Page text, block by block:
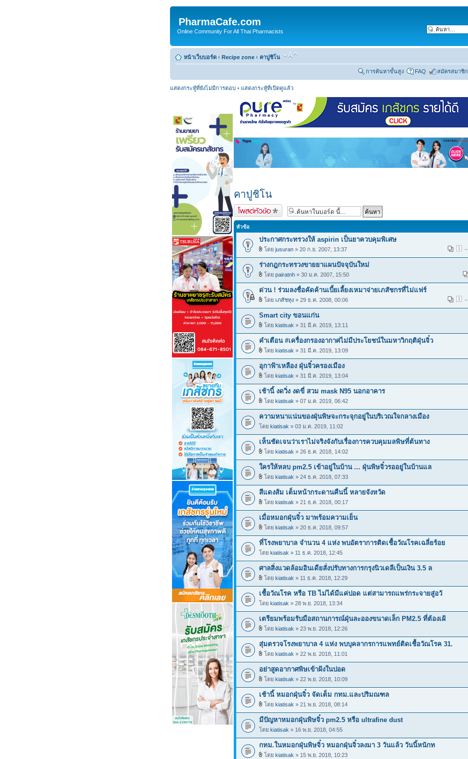
PharmaCafe.com
Online Community For All Thai Pharmacists
หน้าเว็บบอร์ด ‹ Recipe zone ‹ คาปูชิโน
การค้นหาขั้นสูง FAQ สมัครสมาชิก
แสดงกระทู้ที่ยังไม่มีการตอบ • แสดงกระทู้ที่เปิดดูแล้ว
คาปูชิโน
ตั้งกระทู้ใหม่
หัวข้อ
ประกาศกระทรวงให้ aspirin เป็นยาควบคุมพิเศษ
1
โดย jusuran » 20 ก.ย. 2007, 13:37
ร่างกฎกระทรวงขายยาแผนปัจจุบันใหม่
โดย pairatnh » 30 ม.ค. 2007, 15:50
ด่วน ! ร่วมลงชื่อคัดค้านเบี้ยเลี้ยงเหมาจ่ายเภสัชกรที่ไม่แฟร์
1
โดย เภสัชทุง » 29 ธ.ค. 2008, 00:06
Smart city ขอนแก่น
โดย kiatisak » 31 มี.ค. 2019, 13:11
คำเตือน #เครื่องกรองอากาศไม่มีประโยชน์ในมหาวิกฤติฝุ่นจิ๋ว
โดย kiatisak » 31 มี.ค. 2019, 13:09
อุกาฟ้าเหลือง ฝุ่นจิ๋วครองเมือง
โดย kiatisak » 31 มี.ค. 2019, 13:04
เช้านี้ งดวิ่ง งดขี่ สวม mask N95 นอกอาคาร
โดย kiatisak » 07 ม.ค. 2019, 06:42
ความหนาแน่นของฝุ่นพิษจะกระจุกอยู่ในบริเวณใจกลางเมือง
โดย kiatisak » 03 ม.ค. 2019, 11:02
เห็นชัดเจนว่าเราไม่จริงจังกับเรื่องการควบคุมมลพิษที่ต้นทาง
โดย kiatisak » 26 ธ.ค. 2018, 14:02
ใครให้หลบ pm2.5 เข้าอยู่ในบ้าน ... ฝุ่นพิษจิ๋วรออยู่ในบ้านแล
โดย kiatisak » 24 ธ.ค. 2018, 07:33
สีแดงส้ม เต็มหน้ากระดานคืนนี้ หลายจังหวัด
โดย kiatisak » 21 ธ.ค. 2018, 00:17
เมื่อหมอกฝุ่นจิ๋ว มาพร้อมความเย็น
โดย kiatisak » 20 ธ.ค. 2018, 09:57
ที่โรงพยาบาล จำนวน 4 แห่ง พบอัตราการติดเชื้อวัณโรคเฉลี่ยร้อย
โดย kiatisak » 11 ธ.ค. 2018, 12:45
ศาลสิ่งแวดล้อมอินเดียสั่งปรับทางการกรุงนิวเดลีเป็นเงิน 3.5 ล
โดย kiatisak » 11 ธ.ค. 2018, 12:29
เชื้อวัณโรค หรือ TB ไม่ได้มีแค่ปอด แต่สามารถแพร่กระจายสู่อวั
โดย kiatisak » 28 พ.ย. 2018, 13:34
เตรียมพร้อมรับมือสถานการณ์ฝุ่นละอองขนาดเล็ก PM2.5 ที่ต้องเฝ้
โดย kiatisak » 23 พ.ย. 2018, 12:26
สุ่มตรวจโรงพยาบาล 4 แห่ง พบบุคลากรการแพทย์ติดเชื้อวัณโรค 31.
โดย kiatisak » 22 พ.ย. 2018, 11:01
อย่าสูดอากาศพิษเข้าฝ้งในปอด
โดย kiatisak » 22 พ.ย. 2018, 10:09
เช้านี้ หมอกฝุ่นจิ๋ว จัดเต็ม กทม.และปริมณฑล
โดย kiatisak » 21 พ.ย. 2018, 08:14
มีปัญหาหมอกฝุ่นพิษจิ๋ว pm2.5 หรือ ultrafine dust
โดย kiatisak » 16 พ.ย. 2018, 04:55
กทม.ในหมอกฝุ่นพิษจิ๋ว หมอกฝุ่นจิ๋วลงมา 3 วันแล้ว วันนี้หนักท
โดย kiatisak » 15 พ.ย. 2018, 10:23